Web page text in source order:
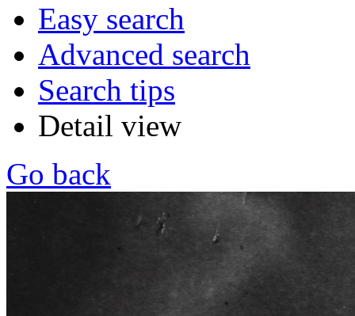
Easy search
Advanced search
Search tips
Detail view
Go back